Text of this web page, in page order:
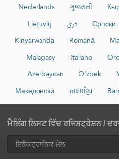
Nederlands
ગુજરાતી
Lietuvių
دری Српски
Kinyarwanda
Română
Malagasy
Italiano
Azərbaycan
O‘zbek
Македонски
ភាសាខ្មែរ
ਮੈਲਿੰਗ ਲਿਸਟ ਵਿੱਚ ਰਜਿਸਟ੍ਰੇਸ਼ਨ /